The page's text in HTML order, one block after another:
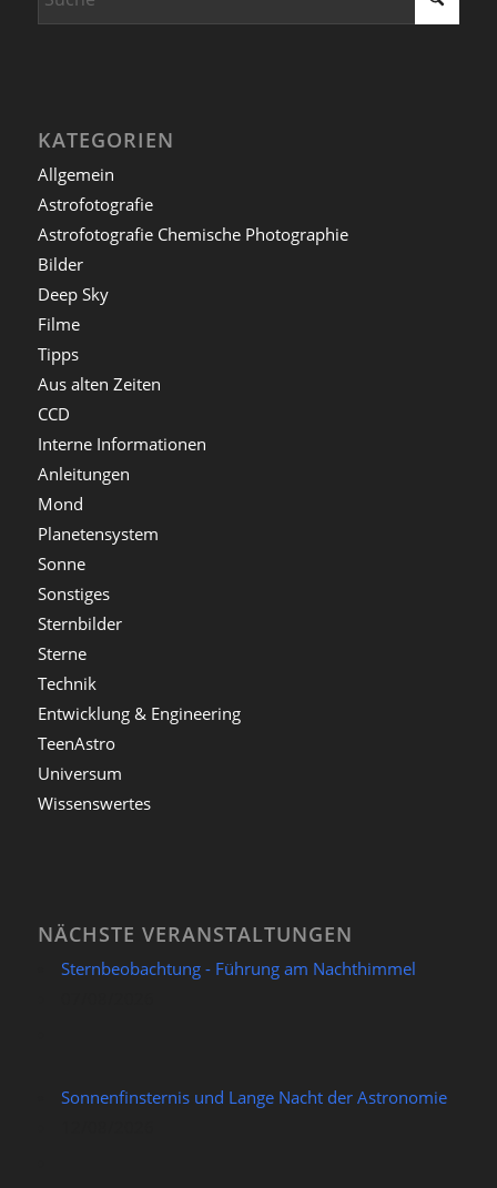
KATEGORIEN
Allgemein
Astrofotografie
Astrofotografie Chemische Photographie
Bilder
Deep Sky
Filme
Tipps
Aus alten Zeiten
CCD
Interne Informationen
Anleitungen
Mond
Planetensystem
Sonne
Sonstiges
Sternbilder
Sterne
Technik
Entwicklung & Engineering
TeenAstro
Universum
Wissenswertes
NÄCHSTE VERANSTALTUNGEN
Sternbeobachtung - Führung am Nachthimmel
Sonnenfinsternis und Lange Nacht der Astronomie